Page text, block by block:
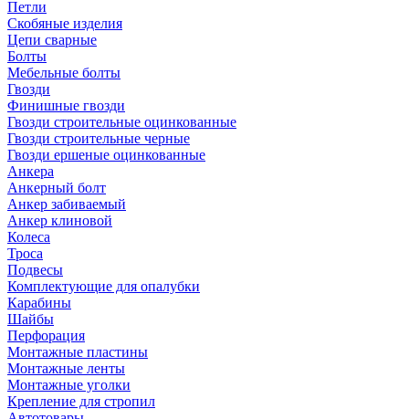
Петли
Скобяные изделия
Цепи сварные
Болты
Мебельные болты
Гвозди
Финишные гвозди
Гвозди строительные оцинкованные
Гвозди строительные черные
Гвозди ершеные оцинкованные
Анкера
Анкерный болт
Анкер забиваемый
Анкер клиновой
Колеса
Троса
Подвесы
Комплектующие для опалубки
Карабины
Шайбы
Перфорация
Монтажные пластины
Монтажные ленты
Монтажные уголки
Крепление для стропил